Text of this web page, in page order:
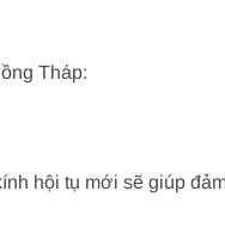
Tháp:
hội tụ mới sẽ giúp